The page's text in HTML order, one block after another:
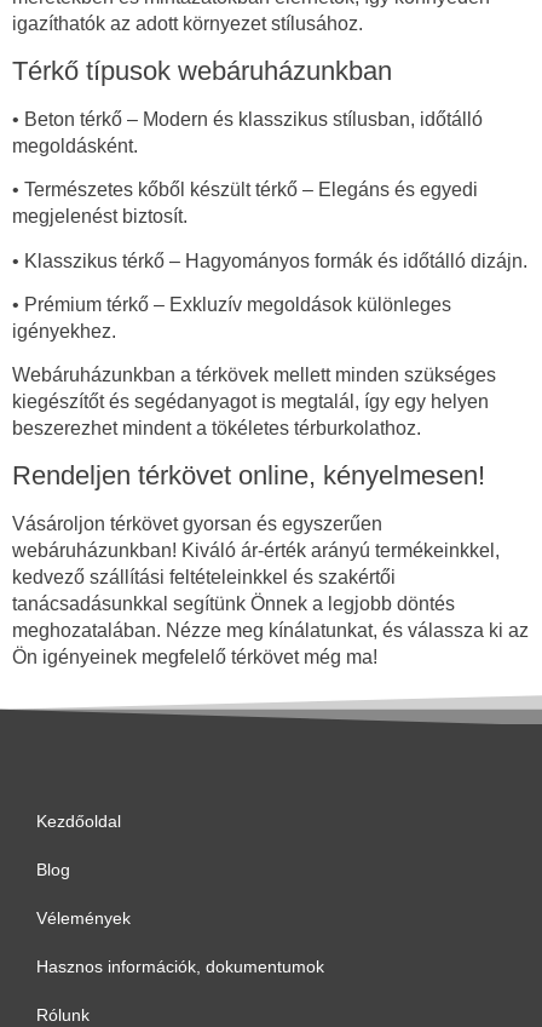
igazíthatók az adott környezet stílusához.
Térkő típusok webáruházunkban
• Beton térkő – Modern és klasszikus stílusban, időtálló
megoldásként.
• Természetes kőből készült térkő – Elegáns és egyedi
megjelenést biztosít.
• Klasszikus térkő – Hagyományos formák és időtálló dizájn.
• Prémium térkő – Exkluzív megoldások különleges
igényekhez.
Webáruházunkban a térkövek mellett minden szükséges
kiegészítőt és segédanyagot is megtalál, így egy helyen
beszerezhet mindent a tökéletes térburkolathoz.
Rendeljen térkövet online, kényelmesen!
Vásároljon térkövet gyorsan és egyszerűen
webáruházunkban! Kiváló ár-érték arányú termékeinkkel,
kedvező szállítási feltételeinkkel és szakértői
tanácsadásunkkal segítünk Önnek a legjobb döntés
meghozatalában. Nézze meg kínálatunkat, és válassza ki az
Ön igényeinek megfelelő térkövet még ma!
Kezdőoldal
Blog
Vélemények
Hasznos információk, dokumentumok
Rólunk